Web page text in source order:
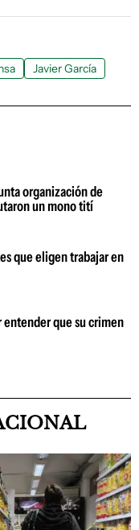
Javier García
organización de
un mono tití
que eligen trabajar en
que su crimen